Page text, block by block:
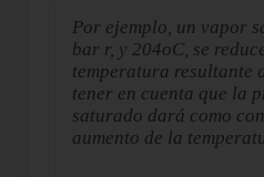
Por ejemplo, un vapor
bar r, y 204oC, se
temperatura resultante
tener en cuenta que la
saturado dará como
aumento de la